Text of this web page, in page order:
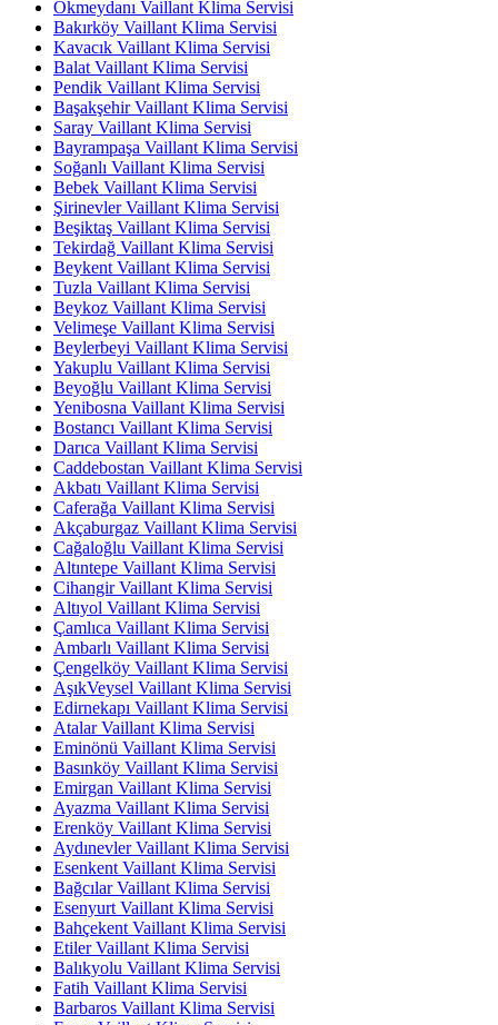
Okmeydanı Vaillant Klima Servisi
Bakırköy Vaillant Klima Servisi
Kavacık Vaillant Klima Servisi
Balat Vaillant Klima Servisi
Pendik Vaillant Klima Servisi
Başakşehir Vaillant Klima Servisi
Saray Vaillant Klima Servisi
Bayrampaşa Vaillant Klima Servisi
Soğanlı Vaillant Klima Servisi
Bebek Vaillant Klima Servisi
Şirinevler Vaillant Klima Servisi
Beşiktaş Vaillant Klima Servisi
Tekirdağ Vaillant Klima Servisi
Beykent Vaillant Klima Servisi
Tuzla Vaillant Klima Servisi
Beykoz Vaillant Klima Servisi
Velimeşe Vaillant Klima Servisi
Beylerbeyi Vaillant Klima Servisi
Yakuplu Vaillant Klima Servisi
Beyoğlu Vaillant Klima Servisi
Yenibosna Vaillant Klima Servisi
Bostancı Vaillant Klima Servisi
Darıca Vaillant Klima Servisi
Caddebostan Vaillant Klima Servisi
Akbatı Vaillant Klima Servisi
Caferağa Vaillant Klima Servisi
Akçaburgaz Vaillant Klima Servisi
Cağaloğlu Vaillant Klima Servisi
Altıntepe Vaillant Klima Servisi
Cihangir Vaillant Klima Servisi
Altıyol Vaillant Klima Servisi
Çamlıca Vaillant Klima Servisi
Ambarlı Vaillant Klima Servisi
Çengelköy Vaillant Klima Servisi
AşıkVeysel Vaillant Klima Servisi
Edirnekapı Vaillant Klima Servisi
Atalar Vaillant Klima Servisi
Eminönü Vaillant Klima Servisi
Basınköy Vaillant Klima Servisi
Emirgan Vaillant Klima Servisi
Ayazma Vaillant Klima Servisi
Erenköy Vaillant Klima Servisi
Aydınevler Vaillant Klima Servisi
Esenkent Vaillant Klima Servisi
Bağcılar Vaillant Klima Servisi
Esenyurt Vaillant Klima Servisi
Bahçekent Vaillant Klima Servisi
Etiler Vaillant Klima Servisi
Balıkyolu Vaillant Klima Servisi
Fatih Vaillant Klima Servisi
Barbaros Vaillant Klima Servisi